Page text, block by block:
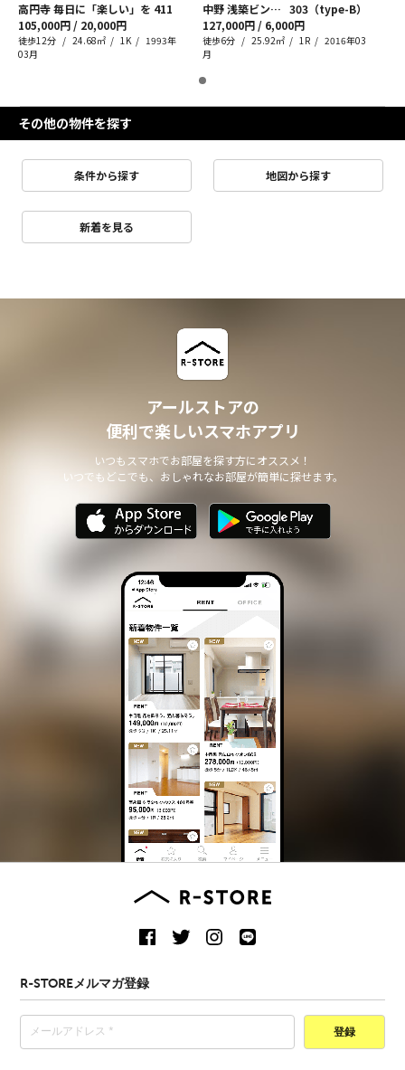
高円寺 毎日に「楽しい」を 411
105,000円 / 20,000円
徒歩12分 24.68㎡ 1K
1993年
03月
中野 浅築ビンテージ 303（type-B）
127,000円 / 6,000円
徒歩6分 25.92㎡ 1R
2016年03
月
その他の物件を探す
条件から探す 地図から探す
新着を見る
アールストアの
便利で楽しいスマホアプリ
いつもスマホでお部屋を探す方にオススメ！
いつでもどこでも、おしゃれなお部屋が簡単に探せます。
R-STOREメルマガ登録
登録